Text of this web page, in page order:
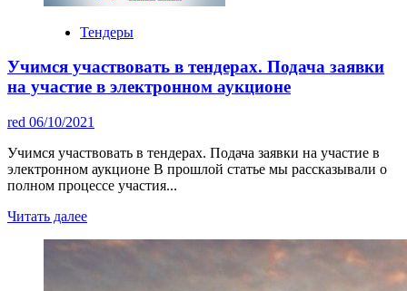
Тендеры
Учимся участвовать в тендерах. Подача заявки
на участие в электронном аукционе
red 06/10/2021
Учимся участвовать в тендерах. Подача заявки на участие в
электронном аукционе В прошлой статье мы рассказывали о
полном процессе участия...
Читать далее